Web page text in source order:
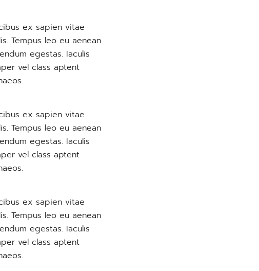
ex sapien vitae
Tempus leo eu aenean
egestas. Iaculis
vel class aptent
ex sapien vitae
Tempus leo eu aenean
egestas. Iaculis
vel class aptent
ex sapien vitae
Tempus leo eu aenean
egestas. Iaculis
vel class aptent